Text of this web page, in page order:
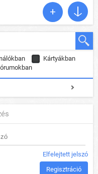
Kártyákban
Elfelejtett jelszó
Regisztráció